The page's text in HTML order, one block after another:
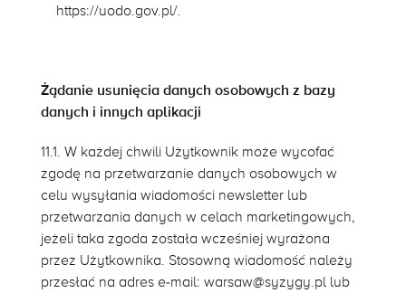
https://uodo.gov.pl/.
Żądanie usunięcia danych osobowych z bazy
danych i innych aplikacji
11.1. W każdej chwili Użytkownik może wycofać
zgodę na przetwarzanie danych osobowych w
celu wysyłania wiadomości newsletter lub
przetwarzania danych w celach marketingowych,
jeżeli taka zgoda została wcześniej wyrażona
przez Użytkownika. Stosowną wiadomość należy
przesłać na adres e-mail: warsaw@syzygy.pl lub